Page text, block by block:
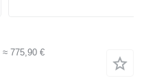
≈ 775,90 €